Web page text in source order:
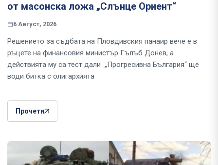
от масонска ложа „Слънце Ориент“
6 Август, 2026
Решението за съдбата на Пловдивския панаир вече е в
ръцете на финансовия министър Гълъб Донев, а
действията му са тест дали „Прогресивна България“ ще
води битка с олигархията
Прочети